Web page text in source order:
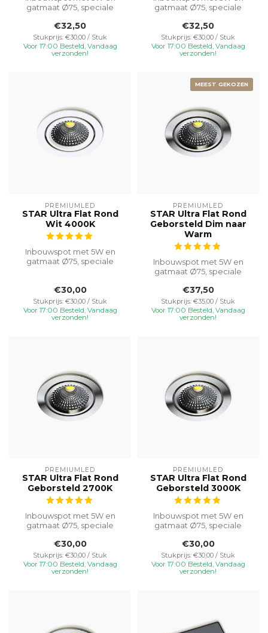
gatmaat Ø75, speciale
voor veelzijdi...
€32,50
Stukprijs: €30,00 / Stuk
Voor 17:00 Besteld, Vandaag
verzonden!
gatmaat Ø75, speciale
voor veelzijdi...
€32,50
Stukprijs: €30,00 / Stuk
Voor 17:00 Besteld, Vandaag
verzonden!
PREMIUMLED
STAR Ultra Flat Rond
Wit 4000K
Inbouwspot met 5W en
gatmaat Ø75, speciale
€30,00
Stukprijs: €30,00 / Stuk
Voor 17:00 Besteld, Vandaag
verzonden!
MEEST GEKOZEN
PREMIUMLED
STAR Ultra Flat Rond
Geborsteld Dim naar
Warm
Inbouwspot met 5W en
gatmaat Ø75, speciale
voor veelzijdi...
€37,50
Stukprijs: €35,00 / Stuk
Voor 17:00 Besteld, Vandaag
verzonden!
PREMIUMLED
STAR Ultra Flat Rond
Geborsteld 2700K
Inbouwspot met 5W en
gatmaat Ø75, speciale
voor veelzijdi...
€30,00
Stukprijs: €30,00 / Stuk
Voor 17:00 Besteld, Vandaag
verzonden!
PREMIUMLED
STAR Ultra Flat Rond
Geborsteld 3000K
Inbouwspot met 5W en
gatmaat Ø75, speciale
voor veelzijdi...
€30,00
Stukprijs: €30,00 / Stuk
Voor 17:00 Besteld, Vandaag
verzonden!